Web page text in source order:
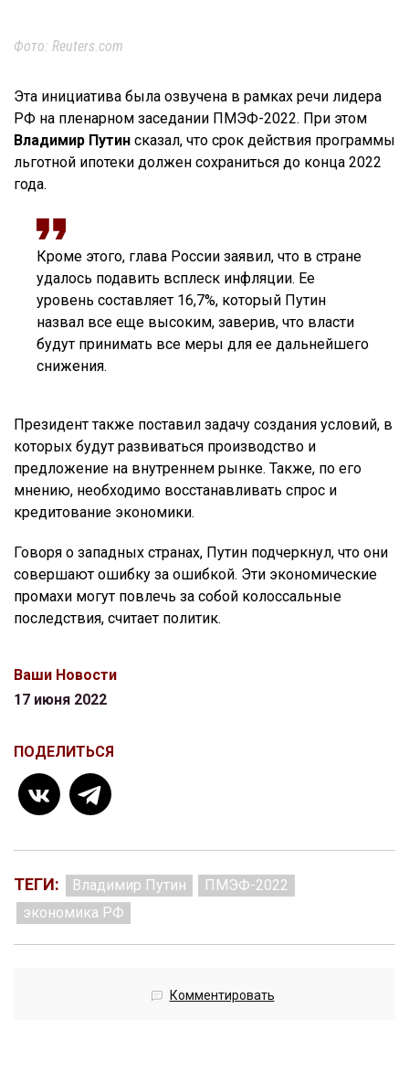
Фото: Reuters.com
Эта инициатива была озвучена в рамках речи лидера
РФ на пленарном заседании ПМЭФ-2022. При этом
Владимир Путин сказал, что срок действия программы
льготной ипотеки должен сохраниться до конца 2022
года.
Кроме этого, глава России заявил, что в стране
удалось подавить всплеск инфляции. Ее
уровень составляет 16,7%, который Путин
назвал все еще высоким, заверив, что власти
будут принимать все меры для ее дальнейшего
снижения.
Президент также поставил задачу создания условий, в
которых будут развиваться производство и
предложение на внутреннем рынке. Также, по его
мнению, необходимо восстанавливать спрос и
кредитование экономики.
Говоря о западных странах, Путин подчеркнул, что они
совершают ошибку за ошибкой. Эти экономические
промахи могут повлечь за собой колоссальные
последствия, считает политик.
Ваши Новости
17 июня 2022
ПОДЕЛИТЬСЯ
ТЕГИ: Владимир Путин
ПМЭФ-2022
экономика РФ
Комментировать